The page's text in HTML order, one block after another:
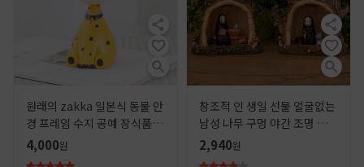
원래의 zakka 일본식 동물 안
경 프레임 수지 공예 장식품 크
리 에이 티브 홈 장식 선물
4,000원
창조적 인 생일 선물 얼굴없는
남성 나무 구멍 야간 조명 친구
학생 선물 데스크탑 장식 수지
공예 장식품
2,940원